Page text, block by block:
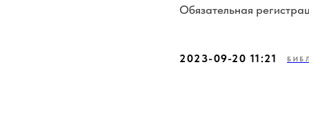
Обязательная
2023-09-20 11:21